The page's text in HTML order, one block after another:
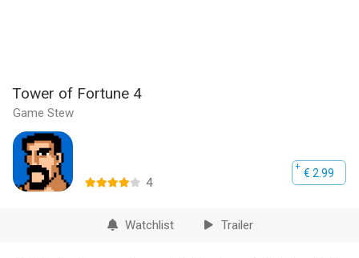
Tower of Fortune 4
Game Stew
€ 2.99
4
Watchlist Trailer